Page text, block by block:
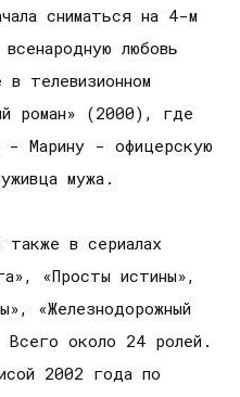
сниматься на 4-м
любовь
в телевизионном
роман» (2000), где
- Марину - офицерскую
мужа.
также в сериалах
«Просты истины»,
«Железнодорожный
Всего около 24 ролей.
2002 года по